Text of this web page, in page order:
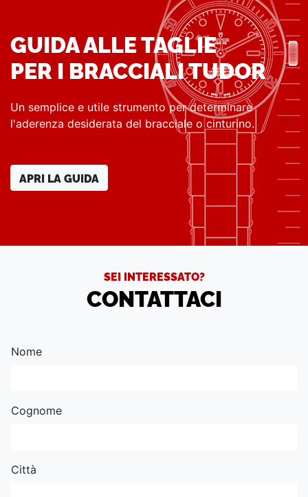
GUIDA ALLE TAGLIE
PER I BRACCIALI TUDOR
Un semplice e utile strumento per determinare
l'aderenza desiderata del bracciale o cinturino.
APRI LA GUIDA
SEI INTERESSATO?
CONTATTACI
Nome
Cognome
Città